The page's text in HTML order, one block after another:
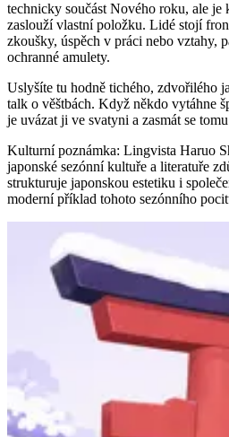
technicky součást Nového roku, ale je
zaslouží vlastní položku. Lidé stojí
zkoušky, úspěch v práci nebo vztahy,
ochranné amulety.
Uslyšíte tu hodně tichého, zdvořilého
talk o věštbách. Když někdo vytáhne
je uvázat ji ve svatyni a zasmát se
Kulturní poznámka: Lingvista Haruo
japonské sezónní kultuře a literatuře
strukturuje japonskou estetiku i
moderní příklad tohoto sezónního